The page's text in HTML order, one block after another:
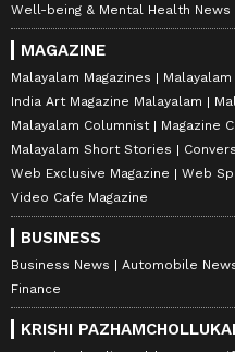
Well-being & Mental Health News
MAGAZINE
Malayalam Magazines
India Art Magazine Malayalam
Malayalam Columnist
Magazine
Malayalam Short Stories
Web Exclusive Magazine
Web
Video Cafe Magazine
BUSINESS
Business News Automobile
Finance
KRISHI